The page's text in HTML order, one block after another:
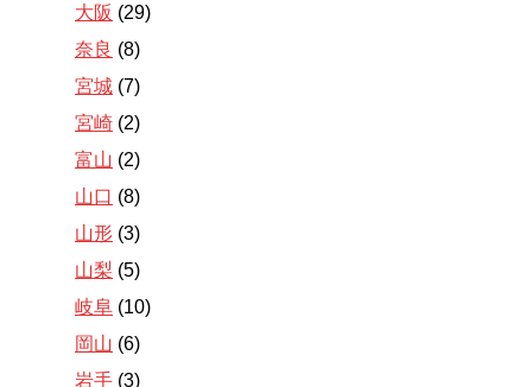
大阪 (29)
奈良 (8)
宮城 (7)
宮崎 (2)
富山 (2)
山口 (8)
山形 (3)
山梨 (5)
岐阜 (10)
岡山 (6)
岩手 (3)